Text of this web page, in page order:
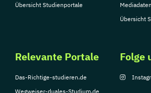
Übersicht Studienportale
Mediadaten
Übersicht
Relevante Portale
Das-Richtige-studieren.de
Wegweiser-duales-Studium.de
Folge